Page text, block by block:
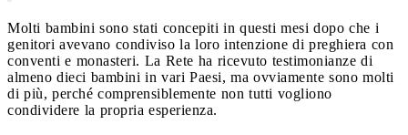
Molti bambini sono stati concepiti in questi mesi dopo che i
genitori avevano condiviso la loro intenzione di preghiera con
conventi e monasteri. La Rete ha ricevuto testimonianze di
almeno dieci bambini in vari Paesi, ma ovviamente sono molti
di più, perché comprensiblemente non tutti vogliono
condividere la propria esperienza.